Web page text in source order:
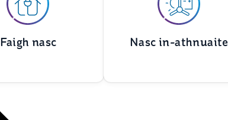
Faigh nasc Nasc in-athnuaite